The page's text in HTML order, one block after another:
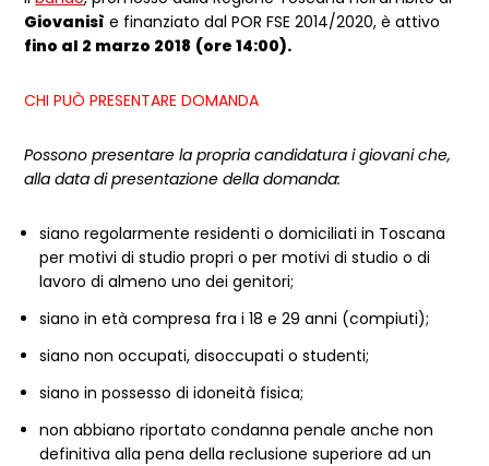
Giovanisì e finanziato dal POR FSE 2014/2020, è attivo
fino al 2 marzo 2018 (ore 14:00).
CHI PUÒ PRESENTARE DOMANDA
Possono presentare la propria candidatura i giovani che,
alla data di presentazione della domanda:
siano regolarmente residenti o domiciliati in Toscana
per motivi di studio propri o per motivi di studio o di
lavoro di almeno uno dei genitori;
siano in età compresa fra i 18 e 29 anni (compiuti);
siano non occupati, disoccupati o studenti;
siano in possesso di idoneità fisica;
non abbiano riportato condanna penale anche non
definitiva alla pena della reclusione superiore ad un